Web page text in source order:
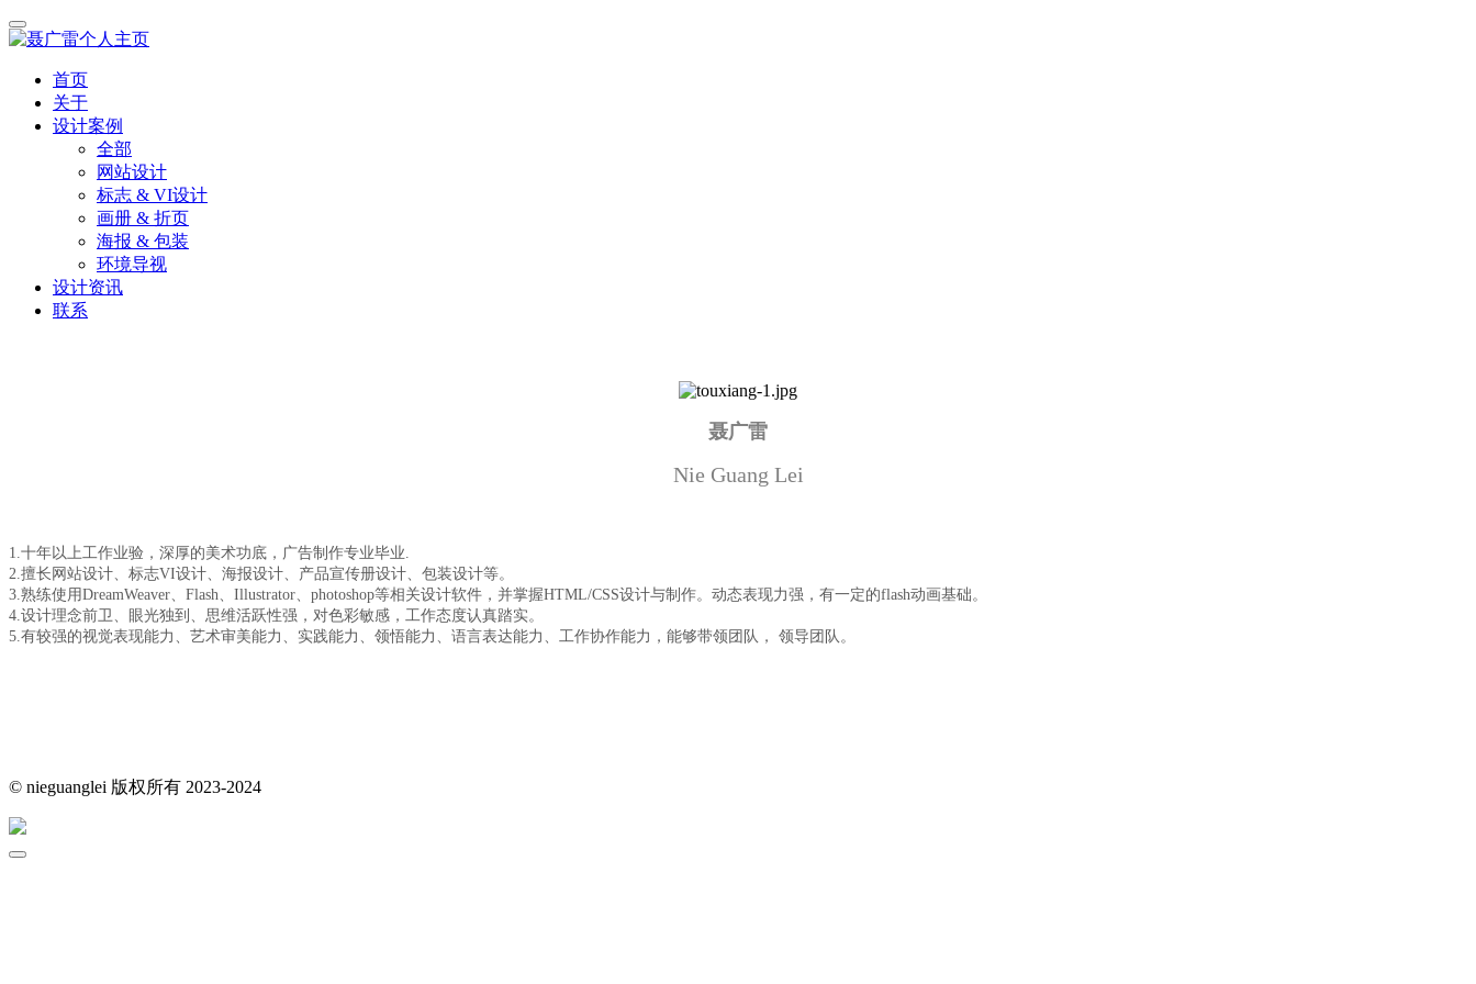
首页
关于
设计案例
全部
网站设计
标志 & VI设计
画册 & 折页
海报 & 包装
环境导视
设计资讯
联系
聂广雷
Nie Guang Lei
1.十年以上工作业验，深厚的美术功底，广告制作专业毕业.
2.擅长网站设计、标志VI设计、海报设计、产品宣传册设计、包装设计等。
3.熟练使用DreamWeaver、Flash、Illustrator、photoshop等相关设计软件，并掌握HTML/CSS设计与制作。动态表现力强，有一定的flash动画基础。
4.设计理念前卫、眼光独到、思维活跃性强，对色彩敏感，工作态度认真踏实。
5.有较强的视觉表现能力、艺术审美能力、实践能力、领悟能力、语言表达能力、工作协作能力，能够带领团队， 领导团队。
© nieguanglei 版权所有 2023-2024